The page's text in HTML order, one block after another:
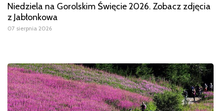
Niedziela na Gorolskim Święcie 2026. Zobacz zdjęcia
z Jabłonkowa
07 sierpnia 2026